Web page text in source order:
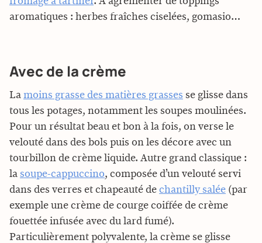
aromatiques : herbes fraîches ciselées, gomasio…
Avec de la crème
La moins grasse des matières grasses se glisse dans
tous les potages, notamment les soupes moulinées.
Pour un résultat beau et bon à la fois, on verse le
velouté dans des bols puis on les décore avec un
tourbillon de crème liquide. Autre grand classique :
la soupe-cappuccino, composée d’un velouté servi
dans des verres et chapeauté de chantilly salée (par
exemple une crème de courge coiffée de crème
fouettée infusée avec du lard fumé).
Particulièrement polyvalente, la crème se glisse